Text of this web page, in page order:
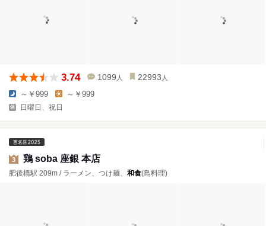
3.74 1099 人 22993 人
～￥999 ～￥999
日曜日、祝日
3 鶏 soba 座銀 本店
肥後橋駅 209m / ラーメン、つけ麺、 和食(鳥料理)